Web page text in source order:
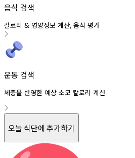
음식 검색
칼로리 & 영양정보 계산, 음식 평가
운동 검색
체중을 반영한 예상 소모 칼로리 계산
오늘 식단에 추가하기